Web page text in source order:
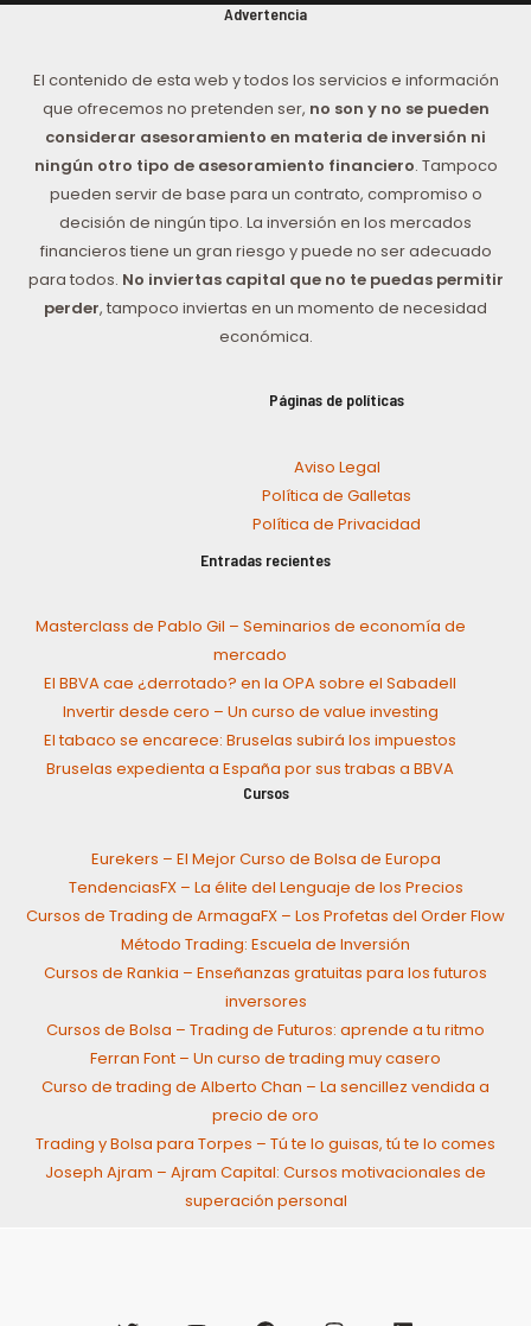
Advertencia
El contenido de esta web y todos los servicios e información
que ofrecemos no pretenden ser, no son y no se pueden
considerar asesoramiento en materia de inversión ni
ningún otro tipo de asesoramiento financiero. Tampoco
pueden servir de base para un contrato, compromiso o
decisión de ningún tipo. La inversión en los mercados
financieros tiene un gran riesgo y puede no ser adecuado
para todos. No inviertas capital que no te puedas permitir
perder, tampoco inviertas en un momento de necesidad
económica.
Páginas de políticas
Aviso Legal
Política de Galletas
Política de Privacidad
Entradas recientes
Masterclass de Pablo Gil – Seminarios de economía de
mercado
El BBVA cae ¿derrotado? en la OPA sobre el Sabadell
Invertir desde cero – Un curso de value investing
El tabaco se encarece: Bruselas subirá los impuestos
Bruselas expedienta a España por sus trabas a BBVA
Cursos
Eurekers – El Mejor Curso de Bolsa de Europa
TendenciasFX – La élite del Lenguaje de los Precios
Cursos de Trading de ArmagaFX – Los Profetas del Order Flow
Método Trading: Escuela de Inversión
Cursos de Rankia – Enseñanzas gratuitas para los futuros
inversores
Cursos de Bolsa – Trading de Futuros: aprende a tu ritmo
Ferran Font – Un curso de trading muy casero
Curso de trading de Alberto Chan – La sencillez vendida a
precio de oro
Trading y Bolsa para Torpes – Tú te lo guisas, tú te lo comes
Joseph Ajram – Ajram Capital: Cursos motivacionales de
superación personal